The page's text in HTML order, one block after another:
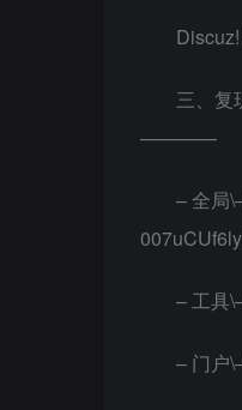
三、复
————
– 全局
– 工具
– 门户